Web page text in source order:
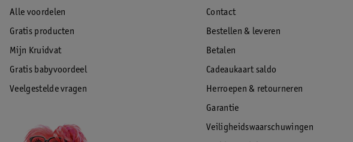
Alle voordelen
Gratis producten
Mijn Kruidvat
Gratis babyvoordeel
Veelgestelde vragen
Contact
Bestellen & leveren
Betalen
Cadeaukaart saldo
Herroepen & retourneren
Garantie
Veiligheidswaarschuwingen